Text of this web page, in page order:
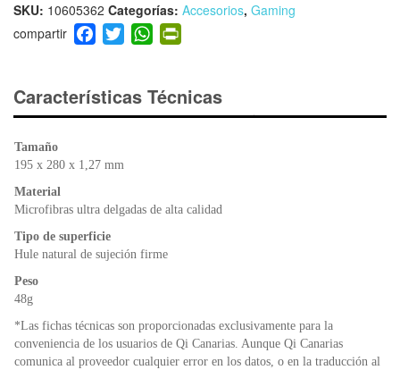
SKU: 10605362 Categorías: Accesorios, Gaming
F
a
e
b
o
T
wi
er
W
h
s
A
ri
e
Características Técnicas
Tamaño
195 x 280 x 1,27 mm
Material
Microfibras ultra delgadas de alta calidad
Tipo de superficie
Hule natural de sujeción firme
Peso
48g
*Las fichas técnicas son proporcionadas exclusivamente para la
conveniencia de los usuarios de Qi Canarias. Aunque Qi Canarias
comunica al proveedor cualquier error en los datos, o en la traducción al